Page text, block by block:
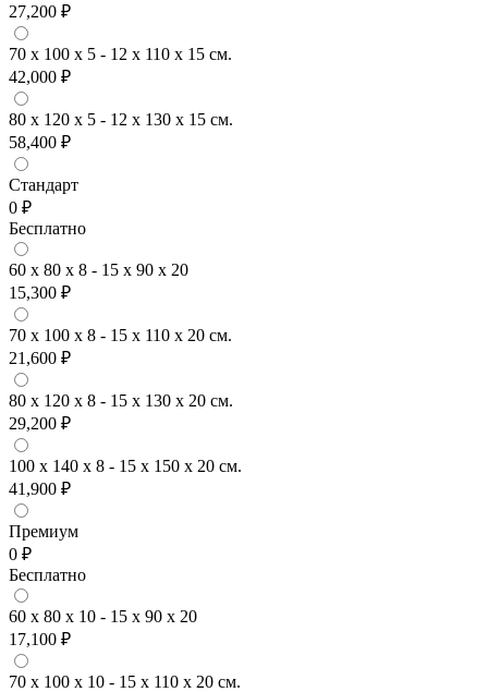
27,200 ₽
70 x 100 x 5 - 12 x 110 x 15 см.
42,000 ₽
80 x 120 x 5 - 12 x 130 x 15 см.
58,400 ₽
Стандарт
0 ₽
Бесплатно
60 x 80 x 8 - 15 x 90 x 20
15,300 ₽
70 x 100 x 8 - 15 x 110 x 20 см.
21,600 ₽
80 x 120 x 8 - 15 x 130 x 20 см.
29,200 ₽
100 x 140 x 8 - 15 x 150 x 20 см.
41,900 ₽
Премиум
0 ₽
Бесплатно
60 x 80 x 10 - 15 x 90 x 20
17,100 ₽
70 x 100 x 10 - 15 x 110 x 20 см.